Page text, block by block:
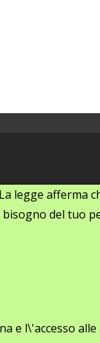
legge afferma
del tuo
e l\'accesso